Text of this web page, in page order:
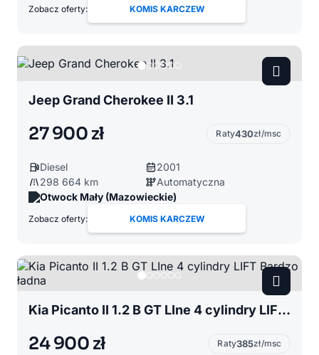
Zobacz oferty: KOMIS KARCZEW
Jeep Grand Cherokee II 3.1
27 900 zł Raty430zł/msc
Diesel
2001
298 664 km
Automatyczna
Otwock Mały (Mazowieckie)
Zobacz oferty: KOMIS KARCZEW
Kia Picanto II 1.2 B GT LIne 4 cylindry LIFT Bardzo ładna
24 900 zł Raty385zł/msc